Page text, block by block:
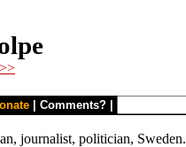
Comments?
journalist, politician, Sweden.